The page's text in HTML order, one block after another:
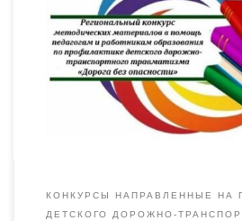
КОНКУРСЫ НАПРАВЛЕННЫЕ НА
ДЕТСКОГО ДОРОЖНО-